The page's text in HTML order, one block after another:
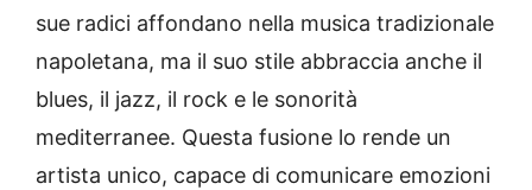
sue radici affondano nella musica tradizionale
napoletana, ma il suo stile abbraccia anche il
blues, il jazz, il rock e le sonorità
mediterranee. Questa fusione lo rende un
artista unico, capace di comunicare emozioni